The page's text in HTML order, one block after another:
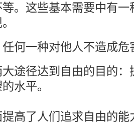
。这些基本需要中有
何一种对他人不造成
途径达到自由的目的
水平。
高了人们追求自由的